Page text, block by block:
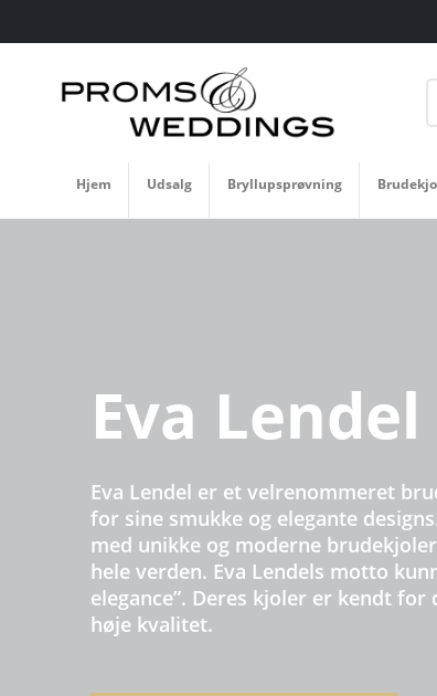
Hjem Udsalg Bryllupsprøvning
Eva Lendel
Eva Lendel er et velrenommeret
for sine smukke og elegante
med unikke og moderne
hele verden. Eva Lendels motto
elegance”. Deres kjoler er kendt
høje kvalitet.